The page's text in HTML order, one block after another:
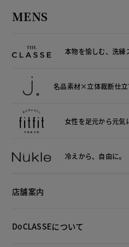
MENS
本物を愉しむ、洗練
名品素材×立体裁断仕立
女性を足元から元気
冷えから、 自由に。
店舗案内
DoCLASSEについて